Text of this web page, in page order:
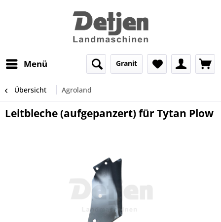
Menü Granit
Übersicht Agroland
Leitbleche (aufgepanzert) für Tytan Plow